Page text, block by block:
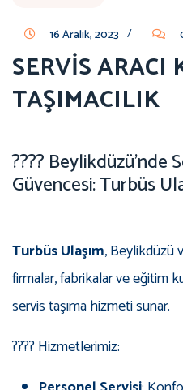
16 Aralık, 2023 /
SERVİS ARACI
TAŞIMACILIK
???? Beylikdüzü’nde
Güvencesi: Turbüs
Turbüs Ulaşım, Beylikdüzü
firmalar, fabrikalar ve eğitim
servis taşıma hizmeti sunar.
???? Hizmetlerimiz: